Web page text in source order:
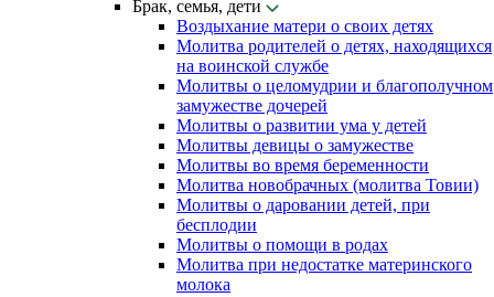
Брак, семья, дети
Воздыхание матери о своих детях
Молитва родителей о детях, находящихся
на воинской службе
Молитвы о целомудрии и благополучном
замужестве дочерей
Молитвы о развитии ума у детей
Молитвы девицы о замужестве
Молитвы во время беременности
Молитва новобрачных (молитва Товии)
Молитвы о даровании детей, при
бесплодии
Молитвы о помощи в родах
Молитва при недостатке материнского
молока